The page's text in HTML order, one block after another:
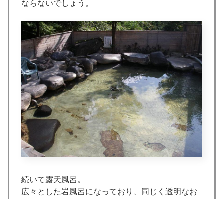
ならないでしょう。
続いて露天風呂。
広々とした岩風呂になっており、同じく透明なお